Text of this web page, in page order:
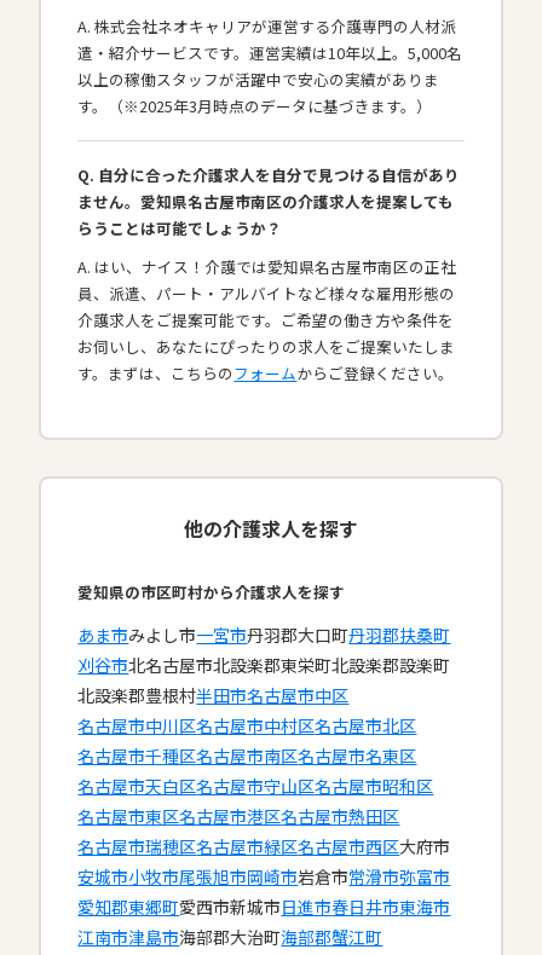
A. 株式会社ネオキャリアが運営する介護専門の人材派
遣・紹介サービスです。運営実績は10年以上。5,000名
以上の稼働スタッフが活躍中で安心の実績がありま
す。（※2025年3月時点のデータに基づきます。）
Q. 自分に合った介護求人を自分で見つける自信があり
ません。愛知県名古屋市南区の介護求人を提案しても
らうことは可能でしょうか？
A. はい、ナイス！介護では愛知県名古屋市南区の正社
員、派遣、パート・アルバイトなど様々な雇用形態の
介護求人をご提案可能です。ご希望の働き方や条件を
お伺いし、あなたにぴったりの求人をご提案いたしま
す。まずは、こちらのフォームからご登録ください。
他の介護求人を探す
愛知県の市区町村から介護求人を探す
あま市みよし市一宮市丹羽郡大口町丹羽郡扶桑町
刈谷市北名古屋市北設楽郡東栄町北設楽郡設楽町
北設楽郡豊根村半田市名古屋市中区
名古屋市中川区名古屋市中村区名古屋市北区
名古屋市千種区名古屋市南区名古屋市名東区
名古屋市天白区名古屋市守山区名古屋市昭和区
名古屋市東区名古屋市港区名古屋市熱田区
名古屋市瑞穂区名古屋市緑区名古屋市西区大府市
安城市小牧市尾張旭市岡崎市岩倉市常滑市弥富市
愛知郡東郷町愛西市新城市日進市春日井市東海市
江南市津島市海部郡大治町海部郡蟹江町